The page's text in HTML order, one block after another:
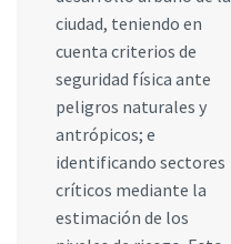
ciudad, teniendo en
cuenta criterios de
seguridad física ante
peligros naturales y
antrópicos; e
identificando sectores
críticos mediante la
estimación de los